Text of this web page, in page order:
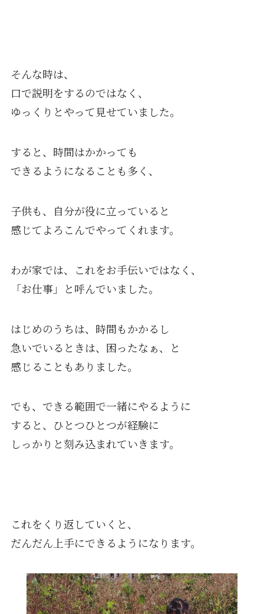
そんな時は、
口で説明をするのではなく、
ゆっくりとやって見せていました。
すると、時間はかかっても
できるようになることも多く、
子供も、自分が役に立っていると
感じてよろこんでやってくれます。
わが家では、これをお手伝いではなく、
「お仕事」と呼んでいました。
はじめのうちは、時間もかかるし
急いでいるときは、困ったなぁ、と
感じることもありました。
でも、できる範囲で一緒にやるように
すると、ひとつひとつが経験に
しっかりと刻み込まれていきます。
これをくり返していくと、
だんだん上手にできるようになります。